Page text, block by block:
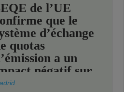
de l’UE
que le
d’échange
quotas
a un
négatif sur
ports de l’UE.